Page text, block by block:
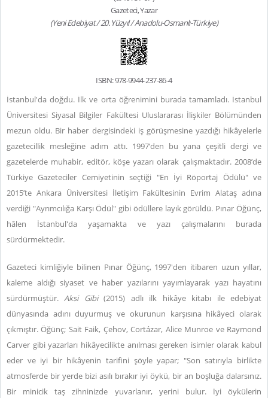
Gazeteci, Yazar
(Yeni Edebiyat / 20. Yüzyıl / Anadolu-Osmanlı-Türkiye)
ISBN: 978-9944-237-86-4
İstanbul'da doğdu. İlk ve orta öğrenimini burada tamamladı. İstanbul
Üniversitesi Siyasal Bilgiler Fakültesi Uluslararası İlişkiler Bölümünden
mezun oldu. Bir haber dergisindeki iş görüşmesine yazdığı hikâyelerle
gazetecillik mesleğine adım attı. 1997’den bu yana çeşitli dergi ve
gazetelerde muhabir, editör, köşe yazarı olarak çalışmaktadır. 2008’de
Türkiye Gazeteciler Cemiyetinin seçtiği "En İyi Röportaj Ödülü" ve
2015’te Ankara Üniversitesi İletişim Fakültesinin Evrim Alataş adına
verdiği "Ayrımcılığa Karşı Ödül" gibi ödüllere layık görüldü. Pınar Öğünç,
hâlen İstanbul'da yaşamakta ve yazı çalışmalarını burada
sürdürmektedir.
Gazeteci kimliğiyle bilinen Pınar Öğünç, 1997'den itibaren uzun yıllar,
kaleme aldığı siyaset ve haber yazılarını yayımlayarak yazı hayatını
sürdürmüştür.Aksi Gibi(2015) adlı ilk hikâye kitabı ile edebiyat
dünyasında adını duyurmuş ve okurunun karşısına hikâyeci olarak
çıkmıştır. Öğünç; Sait Faik, Çehov, Cortázar, Alice Munroe ve Raymond
Carver gibi yazarları hikâyecilikte anılması gereken isimler olarak kabul
eder ve iyi bir hikâyenin tarifini şöyle yapar; "Son satırıyla birlikte
atmosferde bir yerde bizi asılı bırakır iyi öykü, bir an boşluğa dalarsınız.
Bir minicik taş zihninizde yuvarlanır, yerini bulur. İyi öykülerin